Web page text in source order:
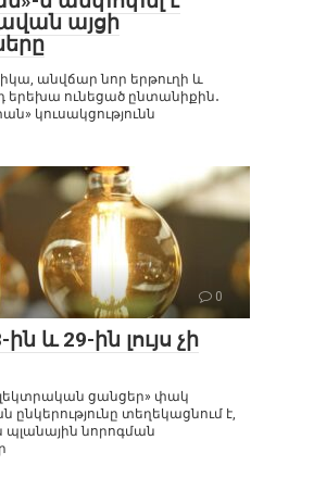
այցի
անվճար նոր երթուղի և
երեխա ունեցած ընտանիքին․
կուսակցությունն
0
ին և 29-ին լույս չի
ցանցեր» փակ
տեղեկացնում է,
պլանային նորոգման